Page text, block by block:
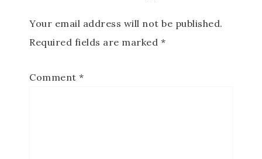
Your email address will not be published.
Required fields are marked *
Comment *